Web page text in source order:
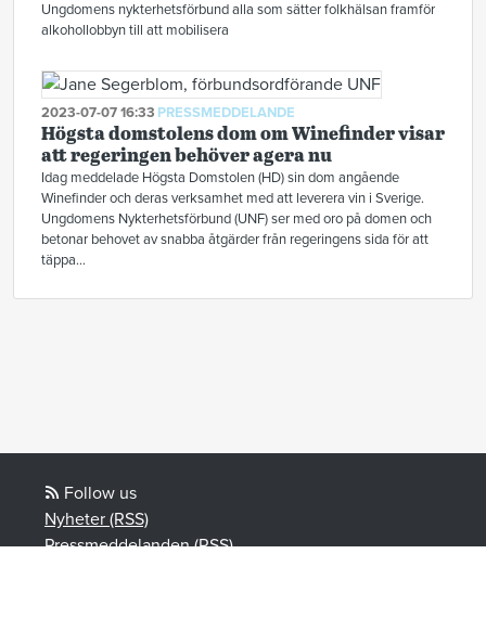
Ungdomens nykterhetsförbund alla som sätter folkhälsan framför
alkohollobbyn till att mobilisera
2023-07-07 16:33 PRESSMEDDELANDE
Högsta domstolens dom om Winefinder visar
att regeringen behöver agera nu
Idag meddelade Högsta Domstolen (HD) sin dom angående
Winefinder och deras verksamhet med att leverera vin i Sverige.
Ungdomens Nykterhetsförbund (UNF) ser med oro på domen och
betonar behovet av snabba åtgärder från regeringens sida för att
täppa...
Follow us
Nyheter (RSS)
Pressmeddelanden (RSS)